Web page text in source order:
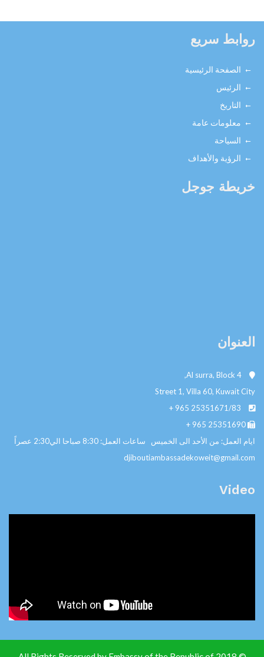
روابط سريع
الصفحة الرئيسية
الرئيس
التاريخ
معلومات عامة
السياحة
الرؤية والأهداف
خريطة جوجل
العنوان
Street 1, Villa 60, Kuwait City
+ 965 25351671/83
+ 965 25351690
ايام العمل: من الأحد الى الخميس ساعات العمل: 8:30 صباحا الي2:30 عصراً
djiboutiambassadekoweit@gmail.com
Video